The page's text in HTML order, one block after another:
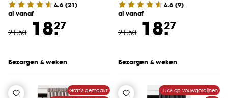
4.6 (21)
al vanaf
21.50 18.27
Bezorgen 4 weken
4.6 (9)
al vanaf
21.50 18.27
Bezorgen 4 weken
Gratis gemaakt
-15% op vouwgordijnen